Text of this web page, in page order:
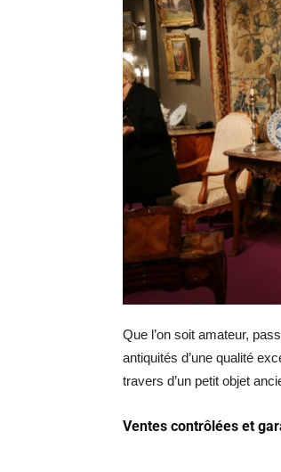
Que l’on soit amateur,
antiquités d’une qualité
travers d’un petit objet
Ventes contrôlées et